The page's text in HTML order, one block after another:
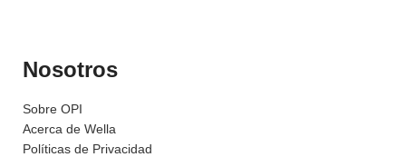
Nosotros
Sobre OPI
Acerca de Wella
Políticas de Privacidad